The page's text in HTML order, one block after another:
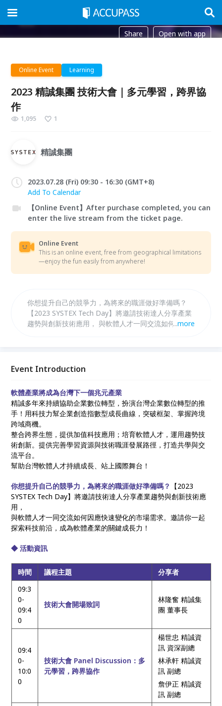
Share Open with app
Online Event Learning
2023 精誠集團 技術大會｜多元學習，跨界協
作
1,095 1
精誠集團
2023.07.28 (Fri) 09:30 - 16:30 (GMT+8)
Add To Calendar
【Online Event】After purchase completed, you can
enter the live stream from the ticket page.
Online Event
This is an online event, free from geographical limitations
—enjoy the fun easily from anywhere!
你想提升自己的競爭力，為將來的職涯做好準備嗎？
【2023 SYSTEX Tech Day】將邀請技術達人分享產業
趨勢與創新技術應用， 與軟體人才一同交流如何因應
...more
Event Introduction
軟體產業將成為台灣下一個兆元產業
精誠多年來持續協助企業數位轉型，扮演台灣企業數位轉型的推
手！用科技力幫企業創造指數型成長曲線，突破框架、掌握跨境
跨域商機。
整合跨界生態，提供加值科技應用；培育軟體人才，運用趨勢技
術創新。提供完善學習資源與技術職涯發展路徑，打造共學與交
流平台。
幫助台灣軟體人才持續成長、站上國際舞台！
你想提升自己的競爭力，為將來的職涯做好準備嗎？
【2023
SYSTEX Tech Day】將邀請技術達人分享產業趨勢與創新技術應
用，
與軟體人才一同交流如何因應快速變化的市場需求。邀請你一起
探索科技前沿，成為軟體產業的關鍵成長力！
◆ 活動資訊
時間 議程主題
分享者
09:3
0-
09:4
0
技術大會開場致詞
林隆奮 精誠集
團 董事長
09:4
0-
10:0
0
技術大會 Panel Discussion：多
元學習，跨界協作
楊世忠 精誠資
訊 資深副總
林承軒 精誠資
訊 副總
詹伊正 精誠資
訊 副總